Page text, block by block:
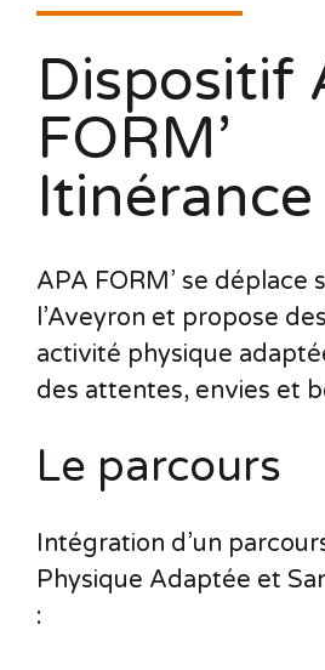
Dispositif
FORM’
Itinérance
APA FORM’ se déplace
l’Aveyron et propose
activité physique
des attentes, envies et
Le parcours
Intégration d’un
Physique Adaptée et
: